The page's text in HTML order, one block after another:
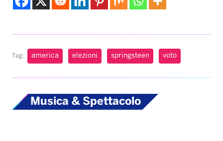
Tag: america elezioni springsteen voto
Musica & Spettacolo